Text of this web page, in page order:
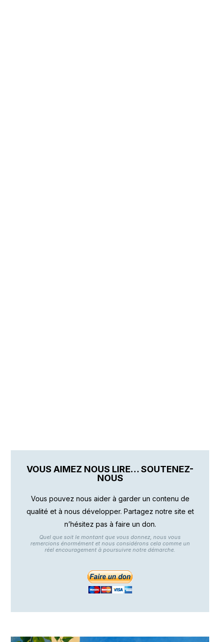
VOUS AIMEZ NOUS LIRE… SOUTENEZ-
NOUS
Vous pouvez nous aider à garder un contenu de
qualité et à nous développer. Partagez notre site et
n’hésitez pas à faire un don.
Quel que soit le montant que vous donnez, nous vous
remercions énormément et nous considérons cela comme un
réel encouragement à poursuivre notre démarche.